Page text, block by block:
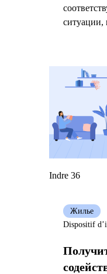
ситуации,
Indre 36
Жилье